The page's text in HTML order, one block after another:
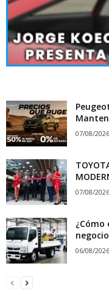
07/08/2026
07/08/2026
06/08/2026